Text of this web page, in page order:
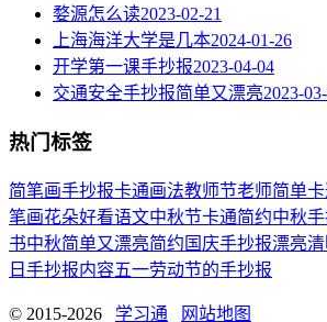
婺源怎么读2023-02-21
上海海洋大学是几本2024-01-26
开学第一课手抄报2023-04-04
交通安全手抄报简单又漂亮2023-
热门标签
简笔画手抄报卡通画法教师节老师简单
笔画花朵好看语文中秋节卡通简约中秋
书中秋简单又漂亮简约 国庆手抄报漂亮
日 手抄报内容五一劳动节的手抄报
© 2015-2026 学习通 网站地图